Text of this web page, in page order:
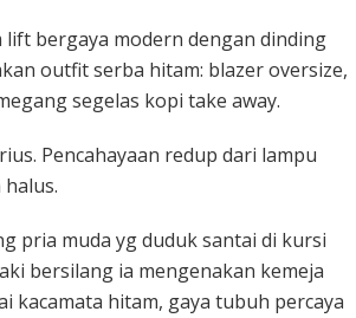
bergaya modern dengan dinding
outfit serba hitam: blazer oversize,
segelas kopi take away.
Pencahayaan redup dari lampu
pria muda yg duduk santai di kursi
bersilang ia mengenakan kemeja
kacamata hitam, gaya tubuh percaya